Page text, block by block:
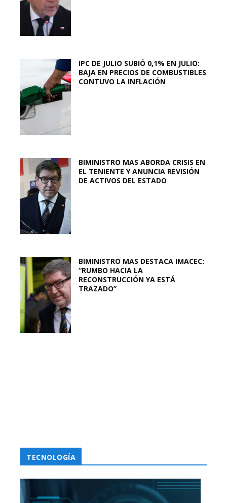
IPC DE JULIO SUBIÓ 0,1% EN JULIO:
BAJA EN PRECIOS DE COMBUSTIBLES
CONTUVO LA INFLACIÓN
BIMINISTRO MAS ABORDA CRISIS EN
EL TENIENTE Y ANUNCIA REVISIÓN
DE ACTIVOS DEL ESTADO
BIMINISTRO MAS DESTACA IMACEC:
“RUMBO HACIA LA
RECONSTRUCCIÓN YA ESTÁ
TRAZADO”
TECNOLOGÍA